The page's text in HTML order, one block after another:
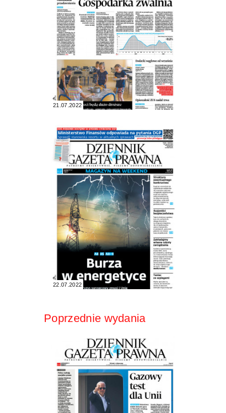
21.07.2022
22.07.2022
Poprzednie wydania